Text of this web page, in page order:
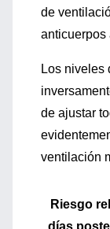
de
anticuerpos
Los niveles
de ajustar
ventilación
Riesgo
días